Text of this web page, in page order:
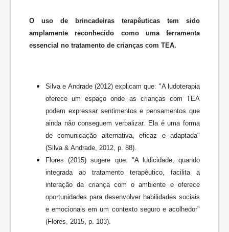
O uso de brincadeiras terapêuticas tem sido
amplamente reconhecido como uma ferramenta
essencial no tratamento de crianças com TEA.
Silva e Andrade (2012) explicam que: "A ludoterapia
oferece um espaço onde as crianças com TEA
podem expressar sentimentos e pensamentos que
ainda não conseguem verbalizar. Ela é uma forma
de comunicação alternativa, eficaz e adaptada"
(Silva & Andrade, 2012, p. 88).
Flores (2015) sugere que: "A ludicidade, quando
integrada ao tratamento terapêutico, facilita a
interação da criança com o ambiente e oferece
oportunidades para desenvolver habilidades sociais
e emocionais em um contexto seguro e acolhedor"
(Flores, 2015, p. 103).